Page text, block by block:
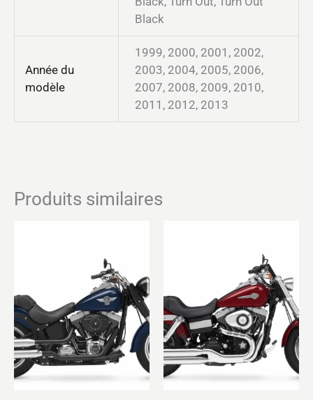
Black
Année du
modèle
1999, 2000, 2001, 2002,
2003, 2004, 2005, 2006,
2007, 2008, 2009, 2010,
2011, 2012, 2013
Produits similaires